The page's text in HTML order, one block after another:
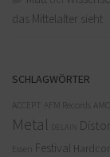
das Mittelalter sieht
SCHLAGWÖRTER
ACCEPT AFM Records
Metal
DELAIN
Essen Festival